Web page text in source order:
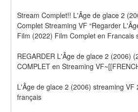
Stream Complet!! L'Âge de glace 2
Complet Streaming VF “Regarder
Film (2022) Film Complet en Francais
REGARDER L'Âge de glace 2 (2006)
COMPLET en Streaming
L'Âge de glace 2 (2006) streaming VF
français